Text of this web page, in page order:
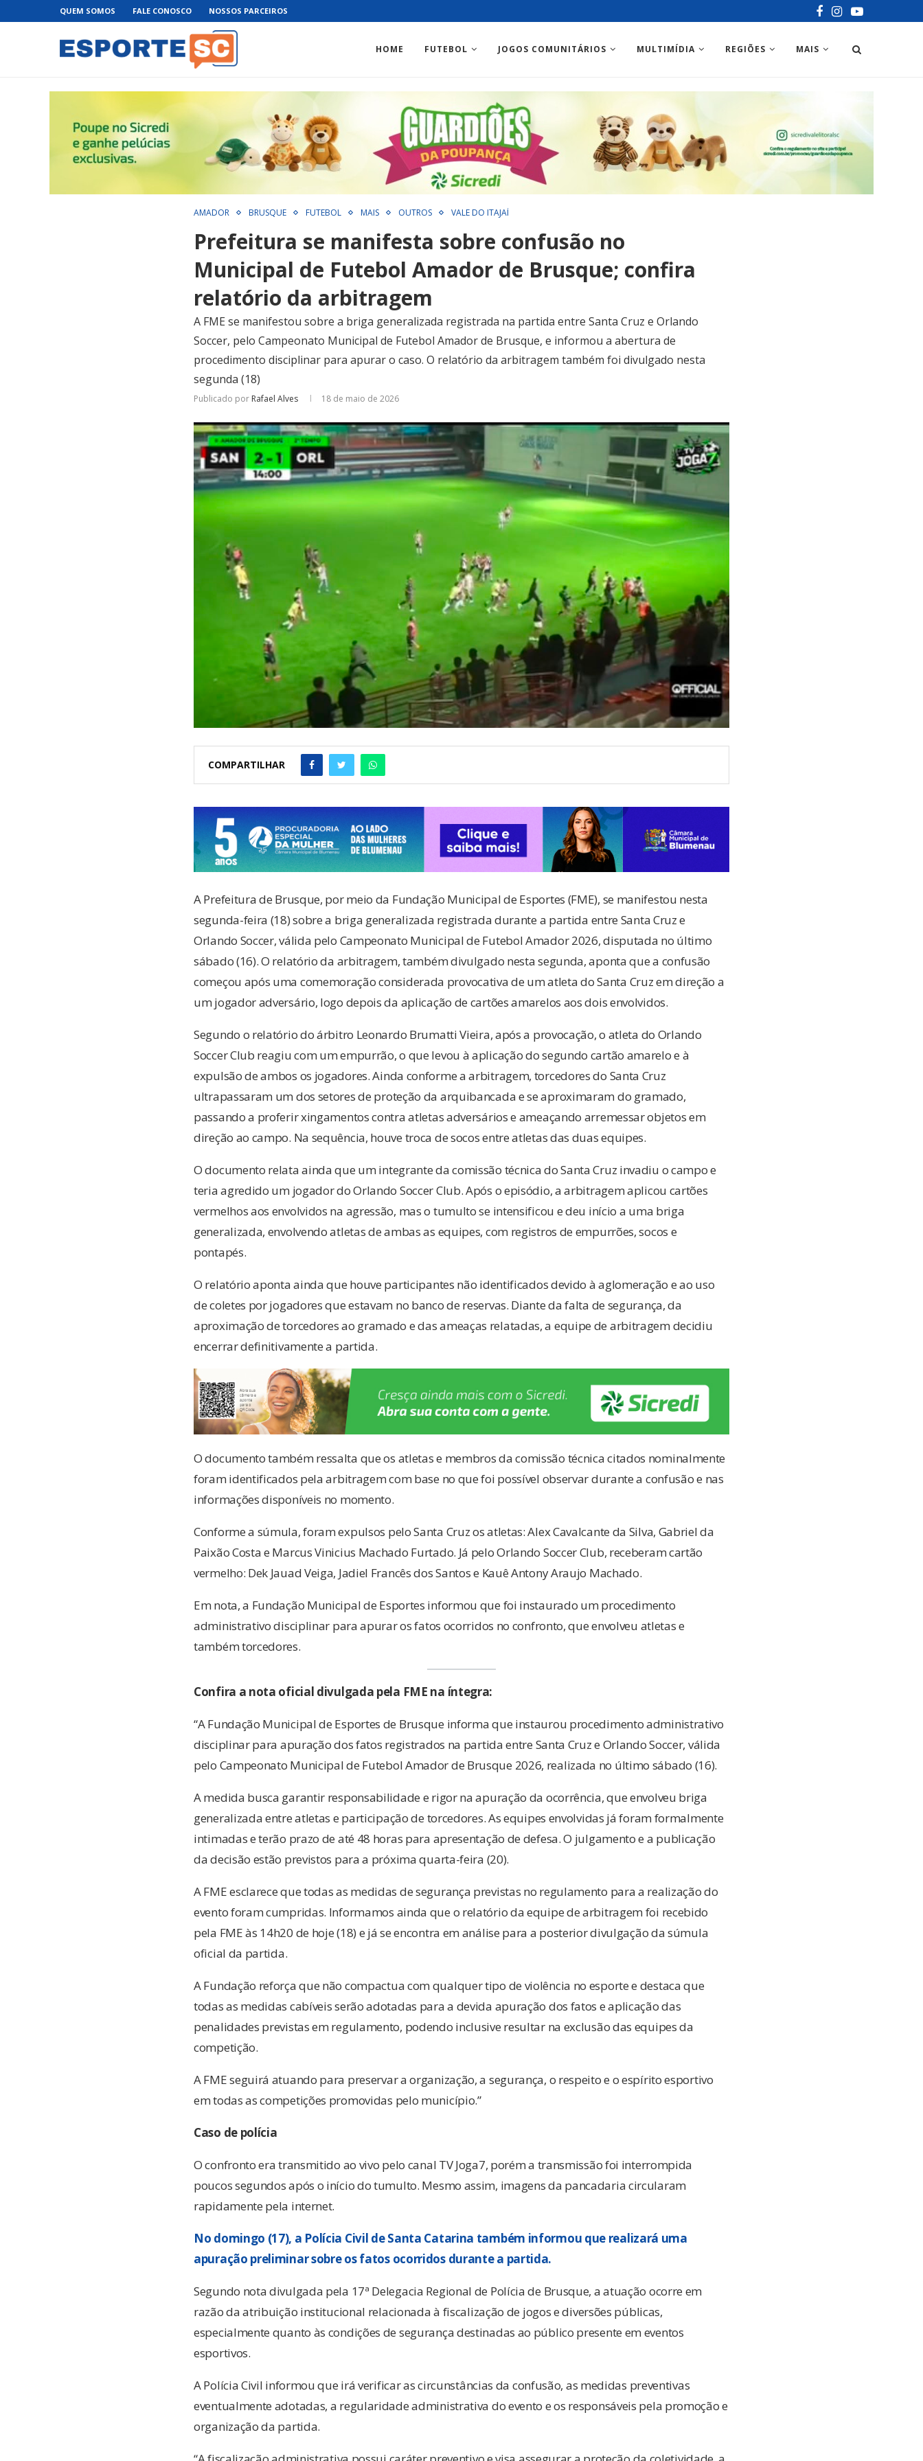
QUEM SOMOS FALE CONOSCO NOSSOS PARCEIROS
HOME FUTEBOL JOGOS COMUNITÁRIOS MULTIMÍDIA REGIÕES MAIS
AMADOR BRUSQUE FUTEBOL MAIS OUTROS VALE DO ITAJAÍ
Prefeitura se manifesta sobre confusão no
Municipal de Futebol Amador de Brusque; confira
relatório da arbitragem
A FME se manifestou sobre a briga generalizada registrada na partida entre Santa Cruz e Orlando
Soccer, pelo Campeonato Municipal de Futebol Amador de Brusque, e informou a abertura de
procedimento disciplinar para apurar o caso. O relatório da arbitragem também foi divulgado nesta
segunda (18)
Publicado por Rafael Alves 18 de maio de 2026
COMPARTILHAR
A Prefeitura de Brusque, por meio da Fundação Municipal de Esportes (FME), se manifestou nesta
segunda-feira (18) sobre a briga generalizada registrada durante a partida entre Santa Cruz e
Orlando Soccer, válida pelo Campeonato Municipal de Futebol Amador 2026, disputada no último
sábado (16). O relatório da arbitragem, também divulgado nesta segunda, aponta que a confusão
começou após uma comemoração considerada provocativa de um atleta do Santa Cruz em direção a
um jogador adversário, logo depois da aplicação de cartões amarelos aos dois envolvidos.
Segundo o relatório do árbitro Leonardo Brumatti Vieira, após a provocação, o atleta do Orlando
Soccer Club reagiu com um empurrão, o que levou à aplicação do segundo cartão amarelo e à
expulsão de ambos os jogadores. Ainda conforme a arbitragem, torcedores do Santa Cruz
ultrapassaram um dos setores de proteção da arquibancada e se aproximaram do gramado,
passando a proferir xingamentos contra atletas adversários e ameaçando arremessar objetos em
direção ao campo. Na sequência, houve troca de socos entre atletas das duas equipes.
O documento relata ainda que um integrante da comissão técnica do Santa Cruz invadiu o campo e
teria agredido um jogador do Orlando Soccer Club. Após o episódio, a arbitragem aplicou cartões
vermelhos aos envolvidos na agressão, mas o tumulto se intensificou e deu início a uma briga
generalizada, envolvendo atletas de ambas as equipes, com registros de empurrões, socos e
pontapés.
O relatório aponta ainda que houve participantes não identificados devido à aglomeração e ao uso
de coletes por jogadores que estavam no banco de reservas. Diante da falta de segurança, da
aproximação de torcedores ao gramado e das ameaças relatadas, a equipe de arbitragem decidiu
encerrar definitivamente a partida.
O documento também ressalta que os atletas e membros da comissão técnica citados nominalmente
foram identificados pela arbitragem com base no que foi possível observar durante a confusão e nas
informações disponíveis no momento.
Conforme a súmula, foram expulsos pelo Santa Cruz os atletas: Alex Cavalcante da Silva, Gabriel da
Paixão Costa e Marcus Vinicius Machado Furtado. Já pelo Orlando Soccer Club, receberam cartão
vermelho: Dek Jauad Veiga, Jadiel Francês dos Santos e Kauê Antony Araujo Machado.
Em nota, a Fundação Municipal de Esportes informou que foi instaurado um procedimento
administrativo disciplinar para apurar os fatos ocorridos no confronto, que envolveu atletas e
também torcedores.
Confira a nota oficial divulgada pela FME na íntegra:
“A Fundação Municipal de Esportes de Brusque informa que instaurou procedimento administrativo
disciplinar para apuração dos fatos registrados na partida entre Santa Cruz e Orlando Soccer, válida
pelo Campeonato Municipal de Futebol Amador de Brusque 2026, realizada no último sábado (16).
A medida busca garantir responsabilidade e rigor na apuração da ocorrência, que envolveu briga
generalizada entre atletas e participação de torcedores. As equipes envolvidas já foram formalmente
intimadas e terão prazo de até 48 horas para apresentação de defesa. O julgamento e a publicação
da decisão estão previstos para a próxima quarta-feira (20).
A FME esclarece que todas as medidas de segurança previstas no regulamento para a realização do
evento foram cumpridas. Informamos ainda que o relatório da equipe de arbitragem foi recebido
pela FME às 14h20 de hoje (18) e já se encontra em análise para a posterior divulgação da súmula
oficial da partida.
A Fundação reforça que não compactua com qualquer tipo de violência no esporte e destaca que
todas as medidas cabíveis serão adotadas para a devida apuração dos fatos e aplicação das
penalidades previstas em regulamento, podendo inclusive resultar na exclusão das equipes da
competição.
A FME seguirá atuando para preservar a organização, a segurança, o respeito e o espírito esportivo
em todas as competições promovidas pelo município.”
Caso de polícia
O confronto era transmitido ao vivo pelo canal TV Joga7, porém a transmissão foi interrompida
poucos segundos após o início do tumulto. Mesmo assim, imagens da pancadaria circularam
rapidamente pela internet.
No domingo (17), a Polícia Civil de Santa Catarina também informou que realizará uma
apuração preliminar sobre os fatos ocorridos durante a partida.
Segundo nota divulgada pela 17ª Delegacia Regional de Polícia de Brusque, a atuação ocorre em
razão da atribuição institucional relacionada à fiscalização de jogos e diversões públicas,
especialmente quanto às condições de segurança destinadas ao público presente em eventos
esportivos.
A Polícia Civil informou que irá verificar as circunstâncias da confusão, as medidas preventivas
eventualmente adotadas, a regularidade administrativa do evento e os responsáveis pela promoção e
organização da partida.